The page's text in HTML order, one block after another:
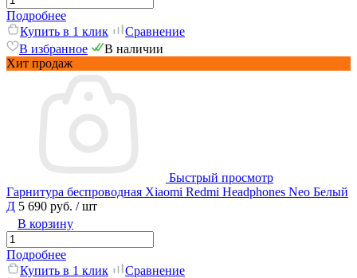
Подробнее
Купить в 1 клик
Сравнение
В избранное
В наличии
Хит продаж
Быстрый просмотр
Гарнитура беспроводная Xiaomi Redmi Headphones Neo Белый
Д 5 690 руб. / шт
В корзину
Подробнее
Купить в 1 клик
Сравнение